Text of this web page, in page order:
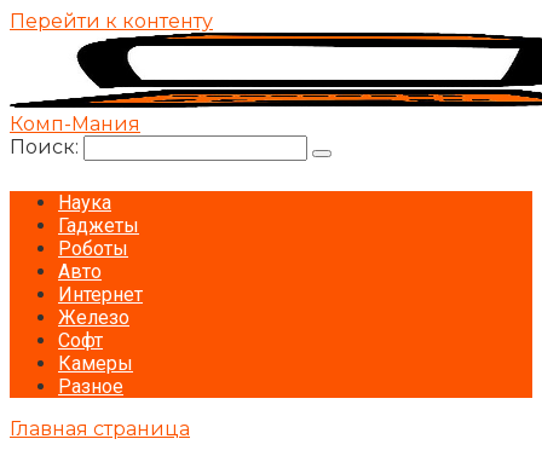
Перейти к контенту
Комп-Мания
Поиск:
Наука
Гаджеты
Роботы
Авто
Интернет
Железо
Софт
Камеры
Разное
Главная страница